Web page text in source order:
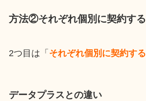
方法②それぞれ個別に契約する
2つ目は「 それぞれ個別に契約する
データプラスとの違い